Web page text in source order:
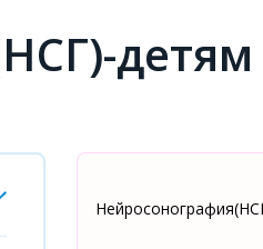
детям